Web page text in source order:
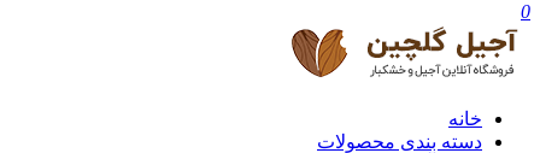
0
خانه
دسته بندی محصولات